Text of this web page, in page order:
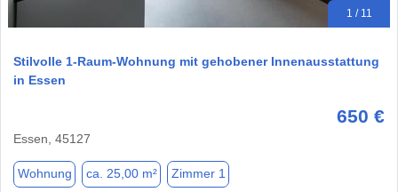
1 / 11
Stilvolle 1-Raum-Wohnung mit gehobener Innenausstattung
in Essen
650 €
Essen, 45127
Wohnung ca. 25,00 m² Zimmer 1